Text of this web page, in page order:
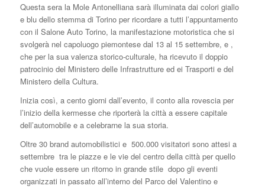
Questa sera la Mole Antonelliana sarà illuminata dai colori giallo
e blu dello stemma di Torino per ricordare a tutti l’appuntamento
con il Salone Auto Torino, la manifestazione motoristica che si
svolgerà nel capoluogo piemontese dal 13 al 15 settembre, e ,
che per la sua valenza storico-culturale, ha ricevuto il doppio
patrocinio del Ministero delle Infrastrutture ed ei Trasporti e del
Ministero della Cultura.
Inizia così, a cento giorni dall’evento, il conto alla rovescia per
l’inizio della kermesse che riporterà la città a essere capitale
dell’automobile e a celebrarne la sua storia.
Oltre 30 brand automobilistici e 500.000 visitatori sono attesi a
settembre tra le piazze e le vie del centro della città per quello
che vuole essere un ritorno in grande stile dopo gli eventi
organizzati in passato all’interno del Parco del Valentino e